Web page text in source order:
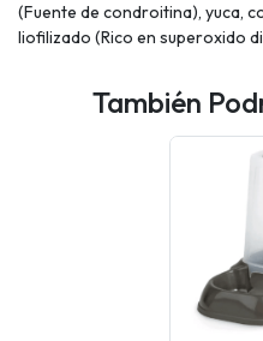
(Fuente de condroitina), yuca,
liofilizado (Rico en superoxido
También